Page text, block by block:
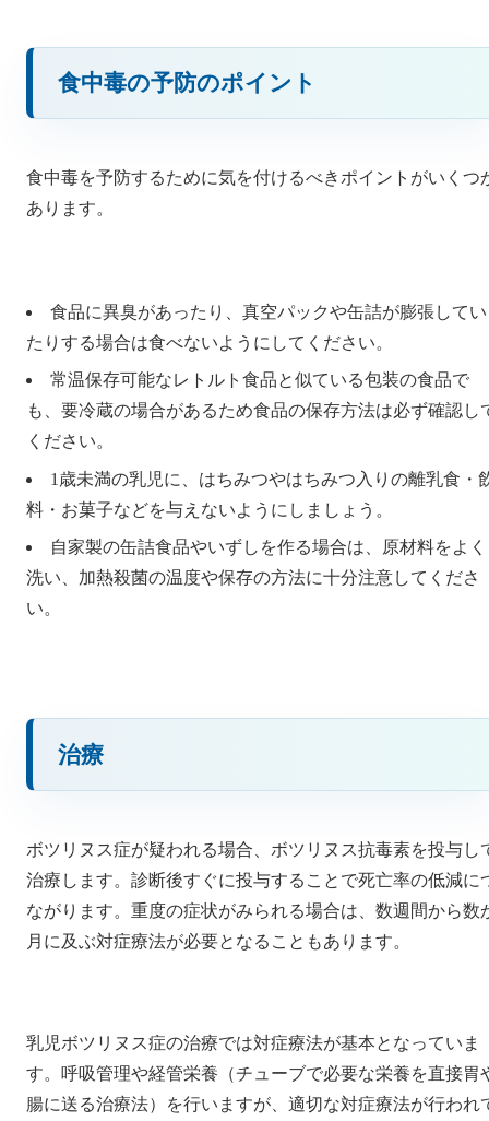
食中毒の予防のポイント
食中毒を予防するために気を付けるべきポイントがいくつ
あります。
食品に異臭があったり、真空パックや缶詰が膨張してい
たりする場合は食べないようにしてください。
常温保存可能なレトルト食品と似ている包装の食品で
も、要冷蔵の場合があるため食品の保存方法は必ず確認し
ください。
1歳未満の乳児に、はちみつやはちみつ入りの離乳食・
料・お菓子などを与えないようにしましょう。
自家製の缶詰食品やいずしを作る場合は、原材料をよく
洗い、加熱殺菌の温度や保存の方法に十分注意してくださ
い。
治療
ボツリヌス症が疑われる場合、ボツリヌス抗毒素を投与し
治療します。診断後すぐに投与することで死亡率の低減に
ながります。重度の症状がみられる場合は、数週間から数
月に及ぶ対症療法が必要となることもあります。
乳児ボツリヌス症の治療では対症療法が基本となっていま
す。呼吸管理や経管栄養（チューブで必要な栄養を直接胃
腸に送る治療法）を行いますが、適切な対症療法が行われ